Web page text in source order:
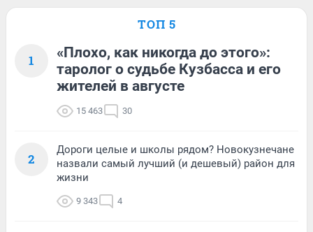
ТОП 5
1
«Плохо, как никогда до этого»:
таролог о судьбе Кузбасса и его
жителей в августе
15 463 30
2
Дороги целые и школы рядом? Новокузнечане
назвали самый лучший (и дешевый) район для
жизни
9 343 4